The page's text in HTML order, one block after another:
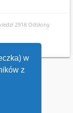
w
z
2918 Odsłony